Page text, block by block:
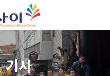
기사